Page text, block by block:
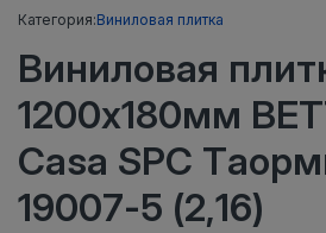
Категория:Виниловая плитка
Виниловая
1200x180мм
Casa SPC
19007-5 (2,16)